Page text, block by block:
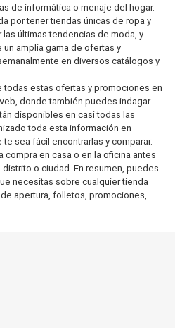
de informática o menaje del hogar.
por tener tiendas únicas de ropa y
últimas tendencias de moda, y
amplia gama de ofertas y
en diversos catálogos y
estas ofertas y promociones en
donde también puedes indagar
disponibles en casi todas las
toda esta información en
sea fácil encontrarlas y comparar.
compra en casa o en la oficina antes
o ciudad. En resumen, puedes
necesitas sobre cualquier tienda
apertura, folletos, promociones,